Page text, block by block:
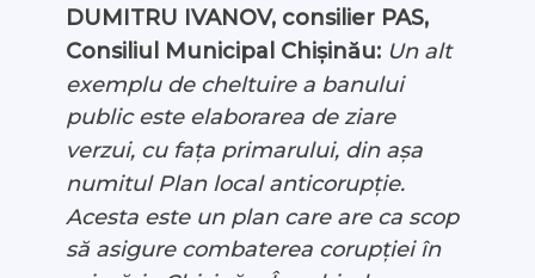
DUMITRU IVANOV, consilier PAS,
Consiliul Municipal Chișinău: Un alt
exemplu de cheltuire a banului
public este elaborarea de ziare
verzui, cu fața primarului, din așa
numitul Plan local anticorupție.
Acesta este un plan care are ca scop
să asigure combaterea corupției în